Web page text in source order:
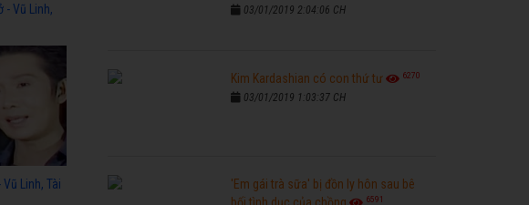
- Vũ Linh,
Linh, Tài
03/01/2019 2:04:06 CH
Kim Kardashian có con thứ tư 6270
03/01/2019 1:03:37 CH
'Em gái trà sữa' bị đồn ly hôn sau bê
6591